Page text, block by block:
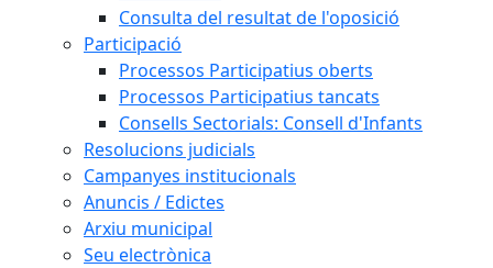
Consulta del resultat de l'oposició
Participació
Processos Participatius oberts
Processos Participatius tancats
Consells Sectorials: Consell d'Infants
Resolucions judicials
Campanyes institucionals
Anuncis / Edictes
Arxiu municipal
Seu electrònica